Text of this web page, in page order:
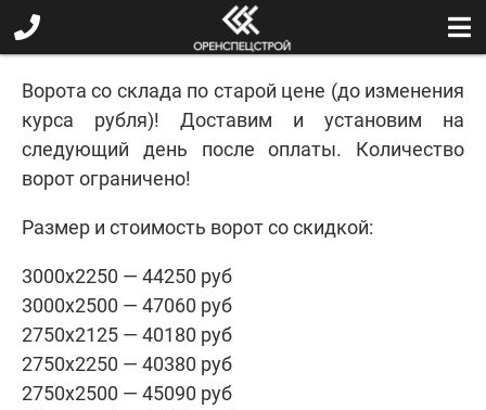
Ворота со склада по старой цене (до изменения
курса рубля)! Доставим и установим на
следующий день после оплаты. Количество
ворот ограничено!
Размер и стоимость ворот со скидкой:
3000х2250 — 44250 руб
3000х2500 — 47060 руб
2750х2125 — 40180 руб
2750х2250 — 40380 руб
2750х2500 — 45090 руб